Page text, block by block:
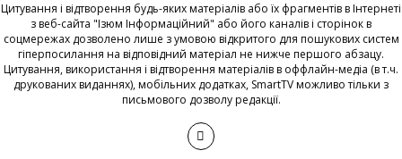
Цитування і відтворення будь-яких матеріалів або їх фрагментів в Інтернеті
з веб-сайта "Ізюм Інформаційний" або його каналів і сторінок в
соцмережах дозволено лише з умовою відкритого для пошукових систем
гіперпосилання на відповідний матеріал не нижче першого абзацу.
Цитування, використання і відтворення матеріалів в оффлайн-медіа (в т.ч.
друкованих виданнях), мобільних додатках, SmartTV можливо тільки з
письмового дозволу редакції.